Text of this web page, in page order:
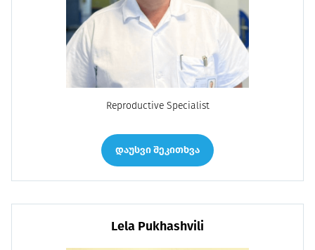
Reproductive Specialist
დაუსვი შეკითხვა
Lela Pukhashvili